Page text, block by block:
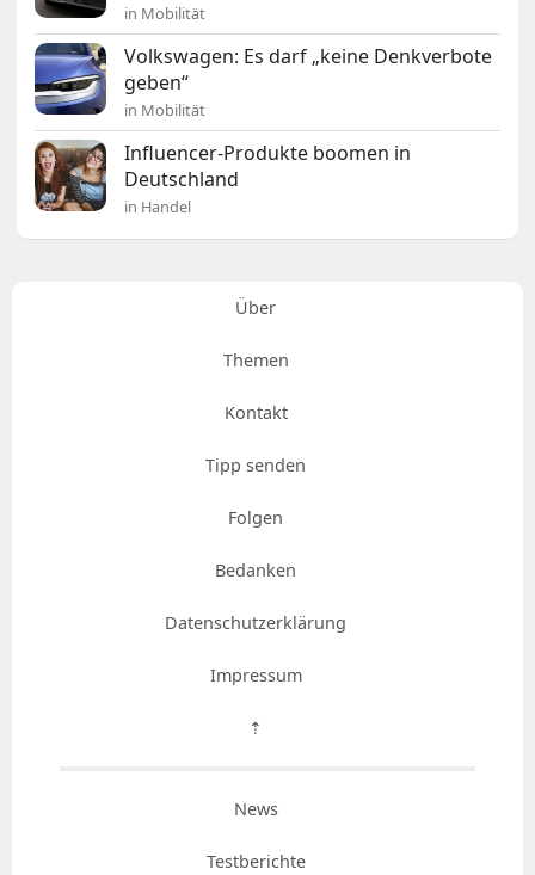
in Mobilität
Volkswagen: Es darf „keine Denkverbote
geben“
in Mobilität
Influencer-Produkte boomen in
Deutschland
in Handel
Über
Themen
Kontakt
Tipp senden
Folgen
Bedanken
Datenschutzerklärung
Impressum
⇡
News
Testberichte